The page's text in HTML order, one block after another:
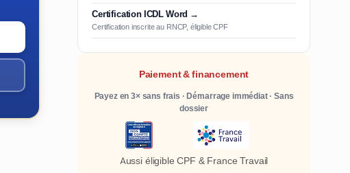
Certification ICDL Word →
Certification inscrite au RNCP, éligible CPF
Paiement & financement
Payez en 3× sans frais · Démarrage immédiat · Sans
dossier
Aussi éligible CPF & France Travail